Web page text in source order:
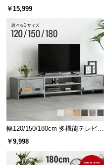
企
業
情
幅130cm デンマーク デザイ
ン ワークデスク
¥17,999
ースタイル収納付きテレビボード
￥15,999
幅120/150/180cm 多機能テレビボ
ード 木目/石目調 オープン収納・
￥9,998